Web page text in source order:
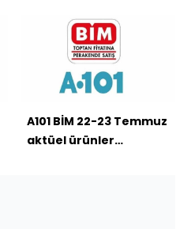
A101 BİM 22-23 Temmuz
aktüel ürünler